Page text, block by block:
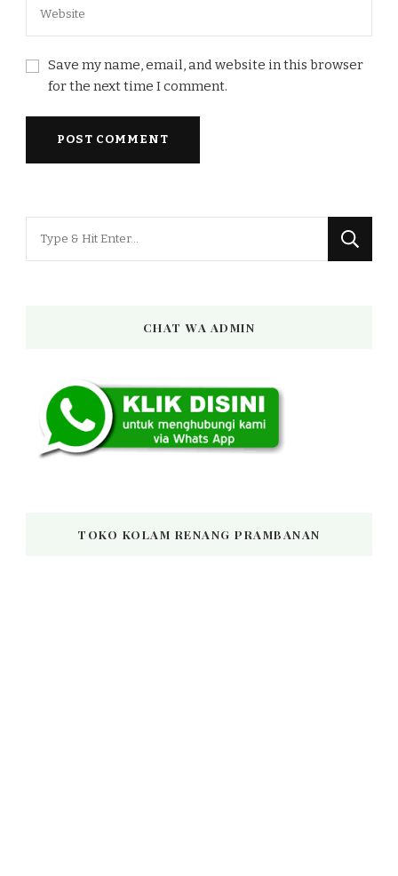
Save my name, email, and website in this browser
for the next time I comment.
CHAT WA ADMIN
TOKO KOLAM RENANG PRAMBANAN